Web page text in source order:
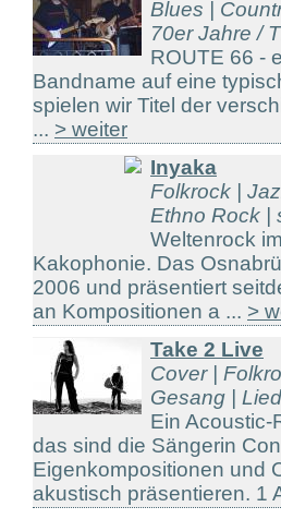
Blues |
70er Jahre /
ROUTE 66 -
Bandname auf eine
spielen wir Titel der
... > weiter
Inyaka
Folkrock |
Ethno Rock |
Weltenrock
Kakophonie. Das
2006 und präsentiert
an Kompositionen a ... >
Take 2 Live
Cover |
Gesang |
Ein Acoustic-
das sind die Sängerin
Eigenkompositionen und
akustisch präsentieren. 1